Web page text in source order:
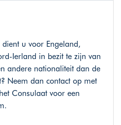
u voor Engeland,
Ierland in bezit te zijn van
andere nationaliteit dan de
Neem dan contact op met
Consulaat voor een